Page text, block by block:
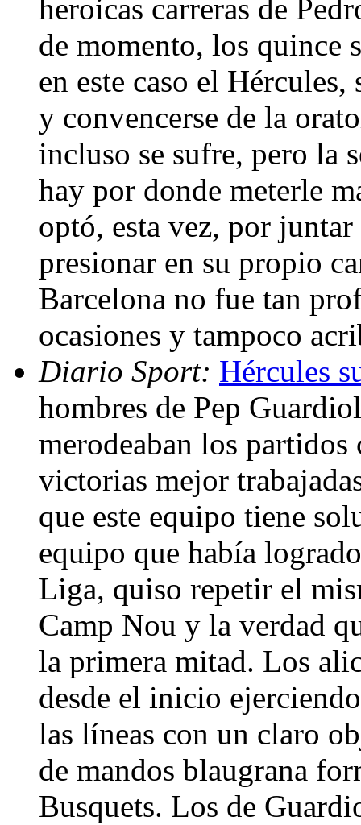
heroicas carreras de
de momento, los quince
en este caso el Hércules,
y convencerse de la
incluso se sufre, pero la
hay por donde meterle
optó, esta vez, por
presionar en su propio
Barcelona no fue tan
ocasiones y tampoco
Diario Sport: Hércules
hombres de Pep
merodeaban los
victorias mejor
que este equipo tiene
equipo que había
Liga, quiso repetir el
Camp Nou y la verdad
la primera mitad. Los
desde el inicio
las líneas con un claro
de mandos blaugrana
Busquets. Los de